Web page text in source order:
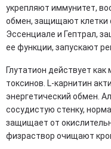
укрепляют иммунитет,
обмен, защищают клетки
Эссенциале и Гептрал,
ее функции, запускают
Глутатион действует
токсинов. L-карнитин
энергетический обмен.
сосудистую стенку,
защищает от
физраствор очищают